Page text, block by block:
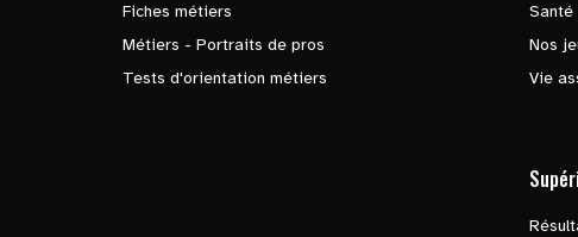
Fiches métiers
Métiers - Portraits de pros
Tests d'orientation métiers
Santé
Nos
Vie